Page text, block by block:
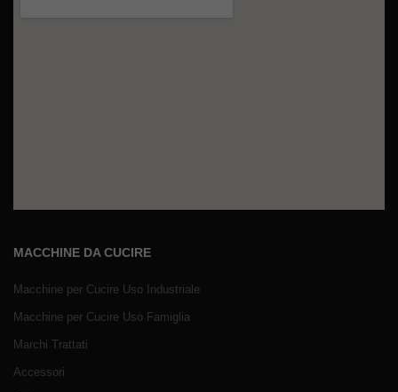
MACCHINE DA CUCIRE
Macchine per Cucire Uso Industriale
Macchine per Cucire Uso Famiglia
Marchi Trattati
Accessori